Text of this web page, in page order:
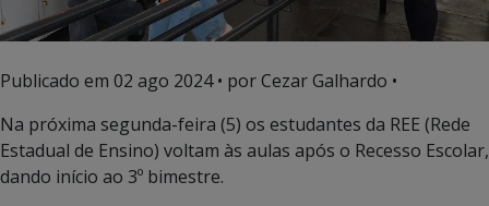
Publicado em 02 ago 2024• por Cezar Galhardo •
Na próxima segunda-feira (5) os estudantes da REE (Rede
Estadual de Ensino) voltam às aulas após o Recesso Escolar,
dando início ao 3º bimestre.